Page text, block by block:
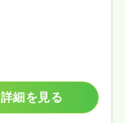
詳細を見る